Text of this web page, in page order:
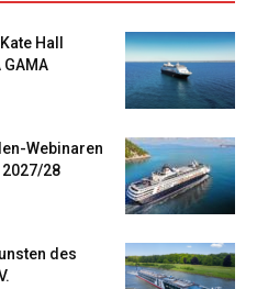
Hall
GAMA
Webinaren
28
des